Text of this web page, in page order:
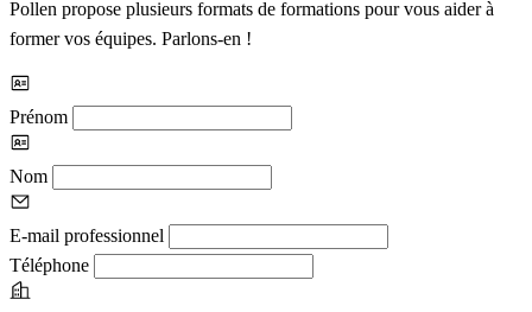
Pollen propose plusieurs formats de formations pour vous aider à
former vos équipes. Parlons-en !
Prénom
Nom
E-mail professionnel
Téléphone